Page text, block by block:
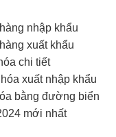
nhập khẩu
xuất khẩu
chi tiết
xuất nhập khẩu
bằng đường biển
mới nhất